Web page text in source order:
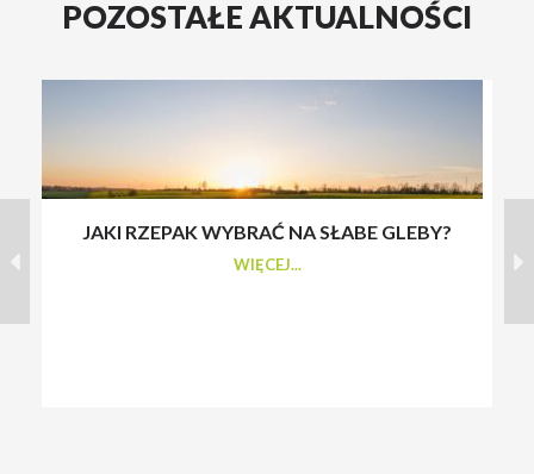
POZOSTAŁE AKTUALNOŚCI
JAKI RZEPAK WYBRAĆ NA SŁABE GLEBY?
WIĘCEJ...